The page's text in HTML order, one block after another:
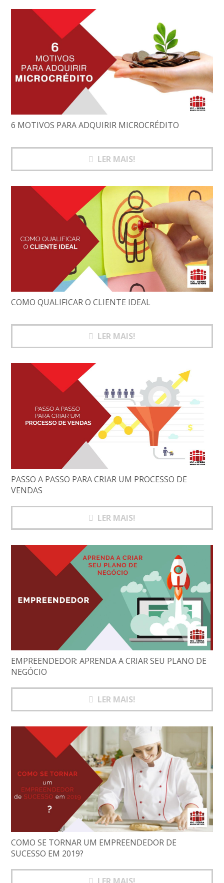
6 MOTIVOS PARA ADQUIRIR MICROCRÉDITO
LER MAIS!
COMO QUALIFICAR O CLIENTE IDEAL
LER MAIS!
PASSO A PASSO PARA CRIAR UM PROCESSO DE
VENDAS
LER MAIS!
EMPREENDEDOR: APRENDA A CRIAR SEU PLANO DE
NEGÓCIO
LER MAIS!
COMO SE TORNAR UM EMPREENDEDOR DE
SUCESSO EM 2019?